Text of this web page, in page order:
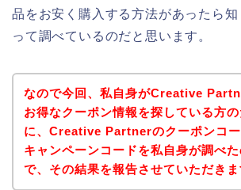
品をお安く購入する方法があったら
って調べているのだと思います。
なので今回、私自身がCreative
お得なクーポン情報を探している方
に、Creative Partnerのクーポンコ
キャンペーンコードを私自身が調べた
で、その結果を報告させていただきま